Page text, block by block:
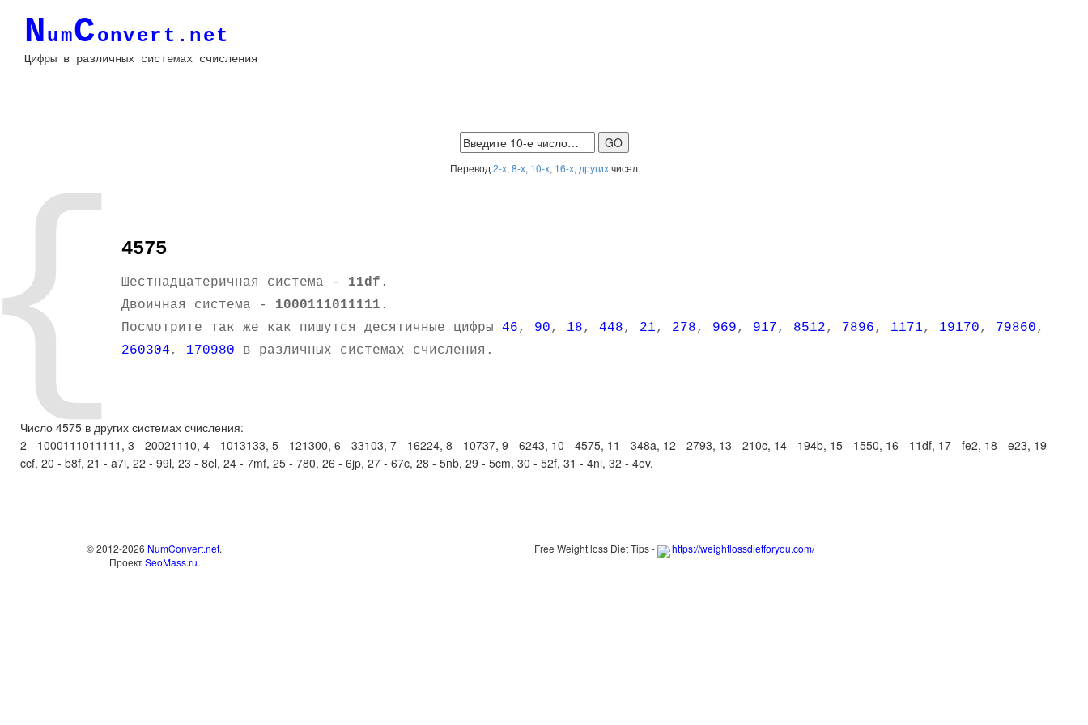
NumConvert.net
Цифры в различных системах счисления
Перевод 2-х, 8-х, 10-х, 16-х, другихчисел
4575
Шестнадцатеричная система - 11df .
Двоичная система - 1000111011111 .
Посмотрите так же как пишутся десятичные цифры 46, 90, 18, 448, 21, 278, 969, 917, 8512, 7896, 1171, 19170, 79860,
260304, 170980 в различных системах счисления.
Число 4575 в других системах счисления:
2 - 1000111011111, 3 - 20021110, 4 - 1013133, 5 - 121300, 6 - 33103, 7 - 16224, 8 - 10737, 9 - 6243, 10 - 4575, 11 - 348a, 12 - 2793, 13 - 210c, 14 - 194b, 15 - 1550, 16 - 11df, 17 - fe2, 18 - e23, 19 -
ccf, 20 - b8f, 21 - a7i, 22 - 99l, 23 - 8el, 24 - 7mf, 25 - 780, 26 - 6jp, 27 - 67c, 28 - 5nb, 29 - 5cm, 30 - 52f, 31 - 4ni, 32 - 4ev.
© 2012-2026 NumConvert.net.
ПроектSeoMass.ru.
Free Weight loss Diet Tips - https://weightlossdietforyou.com/